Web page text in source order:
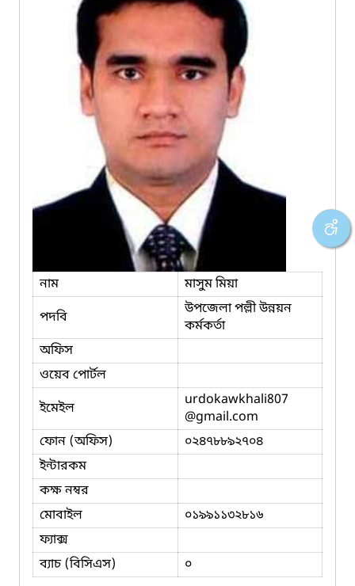
নাম
মাসুম মিয়া
পদবি
উপজেলা পল্লী উন্নয়ন
কর্মকর্তা
অফিস
ওয়েব পোর্টল
ইমেইল
urdokawkhali807
@gmail.com
ফোন (অফিস)
০২৪৭৮৮৯২৭০৪
ইন্টারকম
কক্ষ নম্বর
মোবাইল
০১৯৯১১৩২৮১৬
ফ্যাক্স
ব্যাচ (বিসিএস)
০